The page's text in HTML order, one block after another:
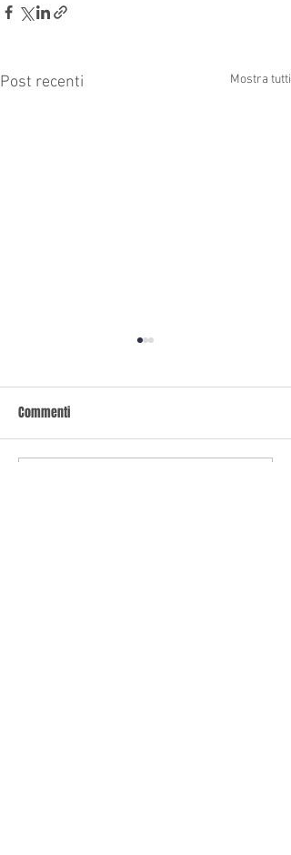
Post recenti Mostra tutti
Commenti